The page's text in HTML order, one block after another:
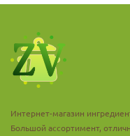
Интернет-магазин
Большой ассортимент,